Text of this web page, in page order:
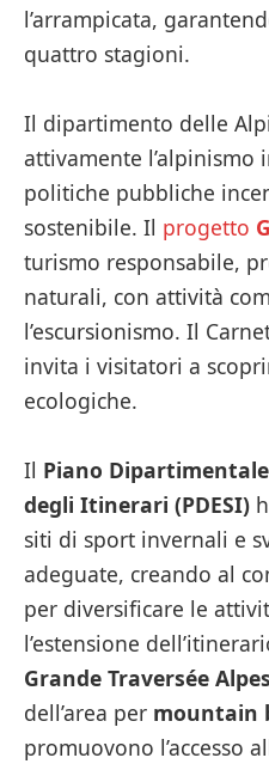
l’arrampicata,
quattro stagioni.
Il dipartimento delle
attivamente l’alpinismo
politiche pubbliche
sostenibile. Il progetto
turismo responsabile,
naturali, con attività
l’escursionismo. Il
invita i visitatori a
ecologiche.
Il Piano
degli Itinerari (PDESI)
siti di sport invernali e
adeguate, creando al
per diversificare le
l’estensione
Grande Traversée
dell’area per mountain
promuovono l’accesso